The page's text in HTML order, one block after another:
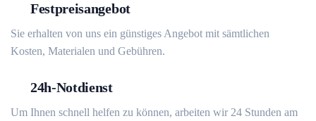
Festpreisangebot
Sie erhalten von uns ein günstiges Angebot mit sämtlichen
Kosten, Materialen und Gebühren.
24h-Notdienst
Um Ihnen schnell helfen zu können, arbeiten wir 24 Stunden am